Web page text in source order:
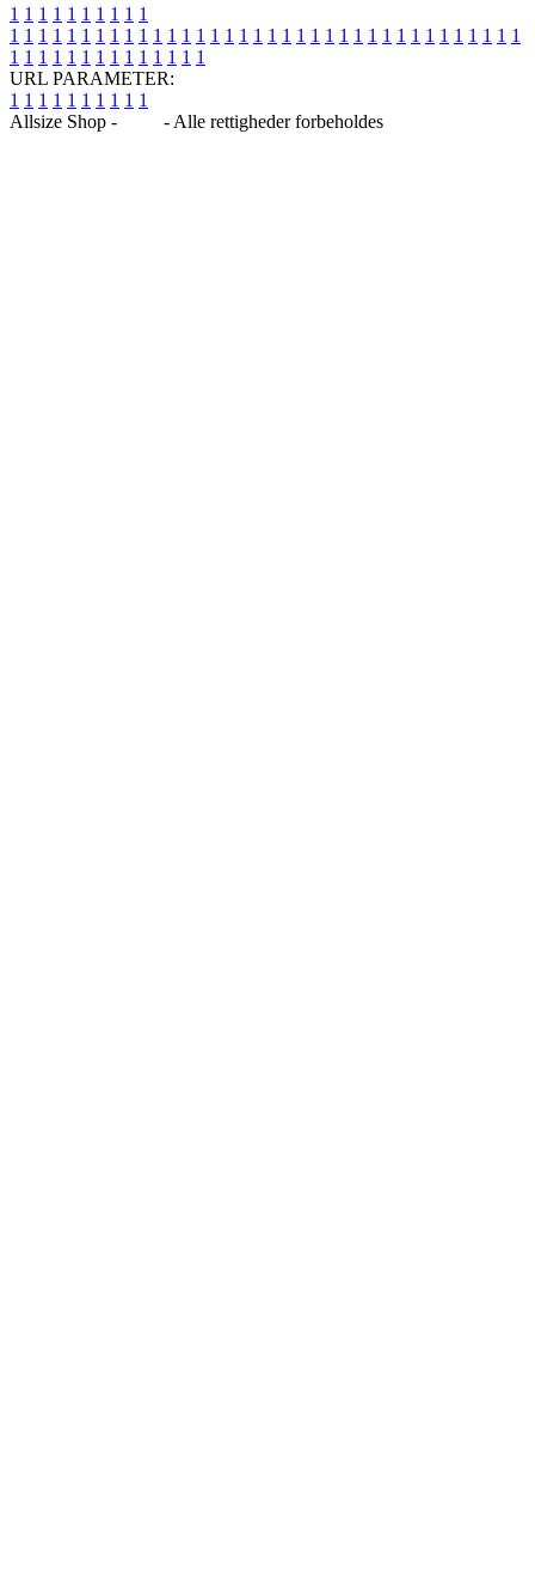
1 1 1 1 1 1 1 1 1 1
1 1 1 1 1 1 1 1 1 1 1 1 1 1 1 1 1 1 1 1 1 1 1 1 1 1 1 1 1 1 1 1 1 1 1 1
1 1 1 1 1 1 1 1 1 1 1 1 1 1
URL PARAMETER:
1 1 1 1 1 1 1 1 1 1
Allsize Shop -
- Alle rettigheder forbeholdes